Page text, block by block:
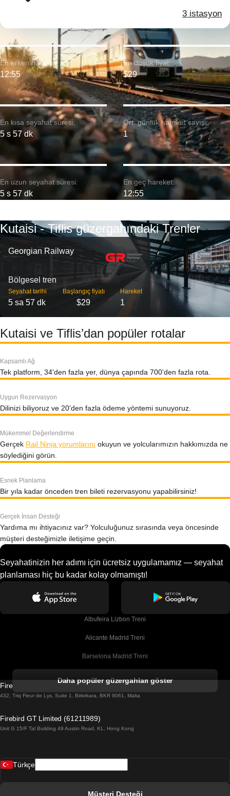
3 istasyon
En kısa seyahat süresi:
5 s 57 dk
En erken hareket:
12:55
En uzun seyahat süresi:
5 s 57 dk
En düşük fiyat:
$29
Ort. günlük hareket sayısı:
1
En geç hareket:
12:55
Kutaisi - Tiflis güzergahındaki Trenler
Georgian Railway
Bölgesel tren
Seyahat tarihi
5 sa 57 dk
Başlangıç ​​fiyatı
$29
Hareket
1
Kutaisi ve Tiflis’dan popüler rotalar
Kapsamlı Ağ
Tek platform, 34'den fazla yer, dünya çapında 700'den fazla rota.
Uygun Rezervasyon
Dilinizi biliyoruz ve 20'den fazla ödeme yöntemi sunuyoruz.
Mükemmel Değerlendirme
Gerçek Rail Ninja yorumlarını okuyun ve yolcularımızın hakkımızda ne
söylediğini görün.
Esnek Planlama
Bir yıla kadar önceden tren bileti rezervasyonu yapabilirsiniz!
Gerçek İnsan Desteği
Yardıma mı ihtiyacınız var? Yolculuğunuz sırasında veya öncesinde
müşteri desteğimizle iletişime geçin.
Seyahatinizin her adımı için ücretsiz uygulamamız — seyahat
planlaması hiç bu kadar kolay olmamıştı!
Albufeira Lizbon Treni
Alicante Madrid Treni
Barselona Madrid Treni
Barselona Sevilla Treni
Belfast Dublin Treni
Daha popüler güzergahları göster
Firebird GT Limited (OC 1451)
432, Triq Fleur de Lys, Suite 1, Birkirkara, BKR 9061, Malta
Firebird GT Limited (61211989)
Unit G 15/F Tal Building 49 Austin Road, KL, Hong Kong
Türkçe
Müşteri Desteği